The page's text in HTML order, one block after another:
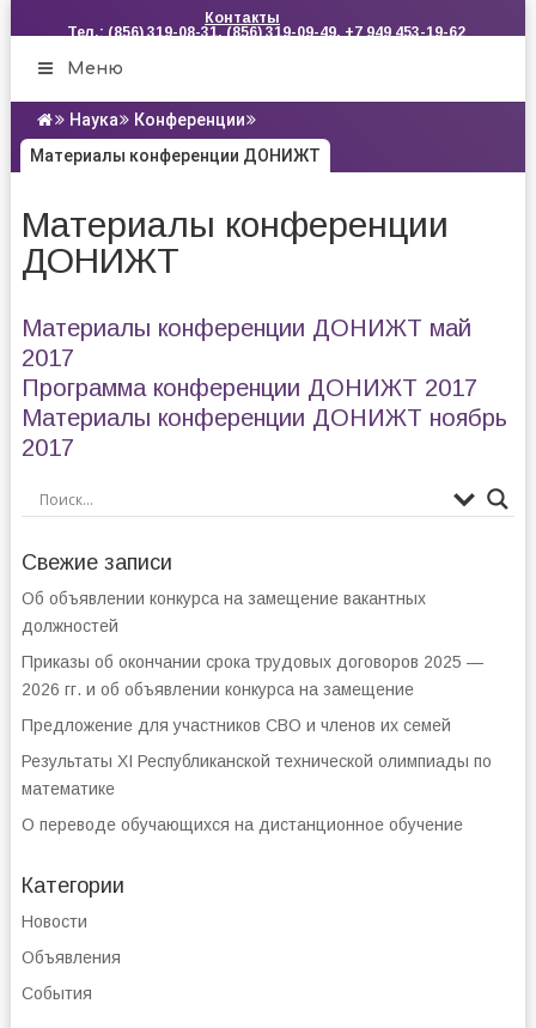
Контакты
Тел.: (856) 319-08-31, (856) 319-09-49, +7 949 453-19-62
Меню
Наука
Конференции
Материалы конференции ДОНИЖТ
Материалы конференции
ДОНИЖТ
Материалы конференции ДОНИЖТ май
2017
Программа конференции ДОНИЖТ 2017
Материалы конференции ДОНИЖТ ноябрь
2017
Свежие записи
Об объявлении конкурса на замещение вакантных
должностей
Приказы об окончании срока трудовых договоров 2025 —
2026 гг. и об объявлении конкурса на замещение
Предложение для участников СВО и членов их семей
Результаты XI Республиканской технической олимпиады по
математике
О переводе обучающихся на дистанционное обучение
Категории
Новости
Объявления
События